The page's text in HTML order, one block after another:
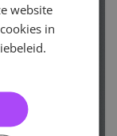
website
in